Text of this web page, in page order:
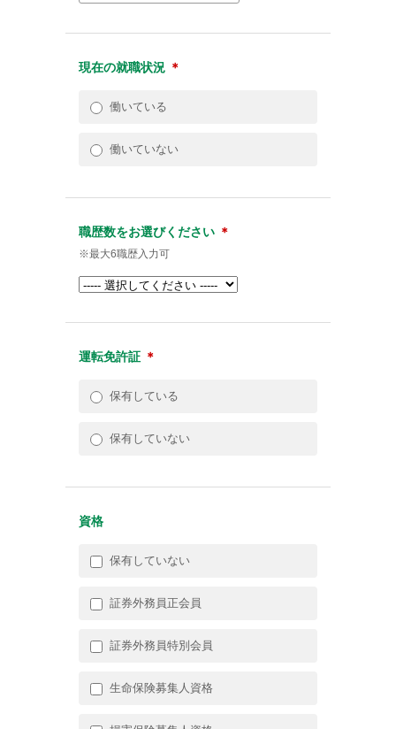
現在の就職状況 ＊
働いている
働いていない
職歴数をお選びください ＊
※最大6職歴入力可
運転免許証 ＊
保有している
保有していない
資格
保有していない
証券外務員正会員
証券外務員特別会員
生命保険募集人資格